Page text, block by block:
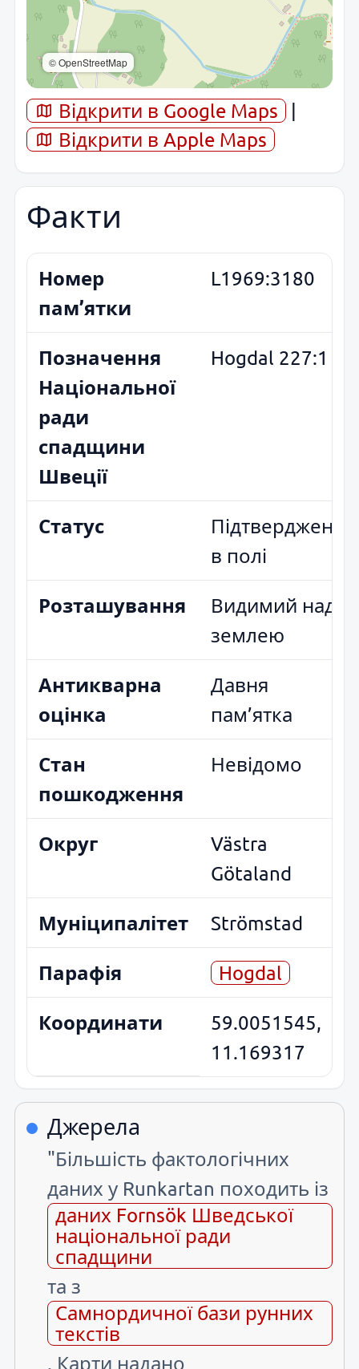
© OpenStreetMap
Відкрити в Google Maps
|
Відкрити в Apple Maps
Факти
Номер
пам’ятки
L1969:3180
Позначення
Національної
ради
спадщини
Швеції
Hogdal 227:1
Статус
Підтверджено
в полі
Розташування
Видимий над
землею
Антикварна
оцінка
Давня
пам’ятка
Стан
пошкодження
Невідомо
Округ
Västra
Götaland
Муніципалітет Strömstad
Парафія Hogdal
Координати
59.0051545,
11.169317
Джерела
"Більшість фактологічних
даних у Runkartan походить із
даних Fornsök Шведської
національної ради
спадщини
та з
Самнордичної бази рунних
текстів
. Карти надано